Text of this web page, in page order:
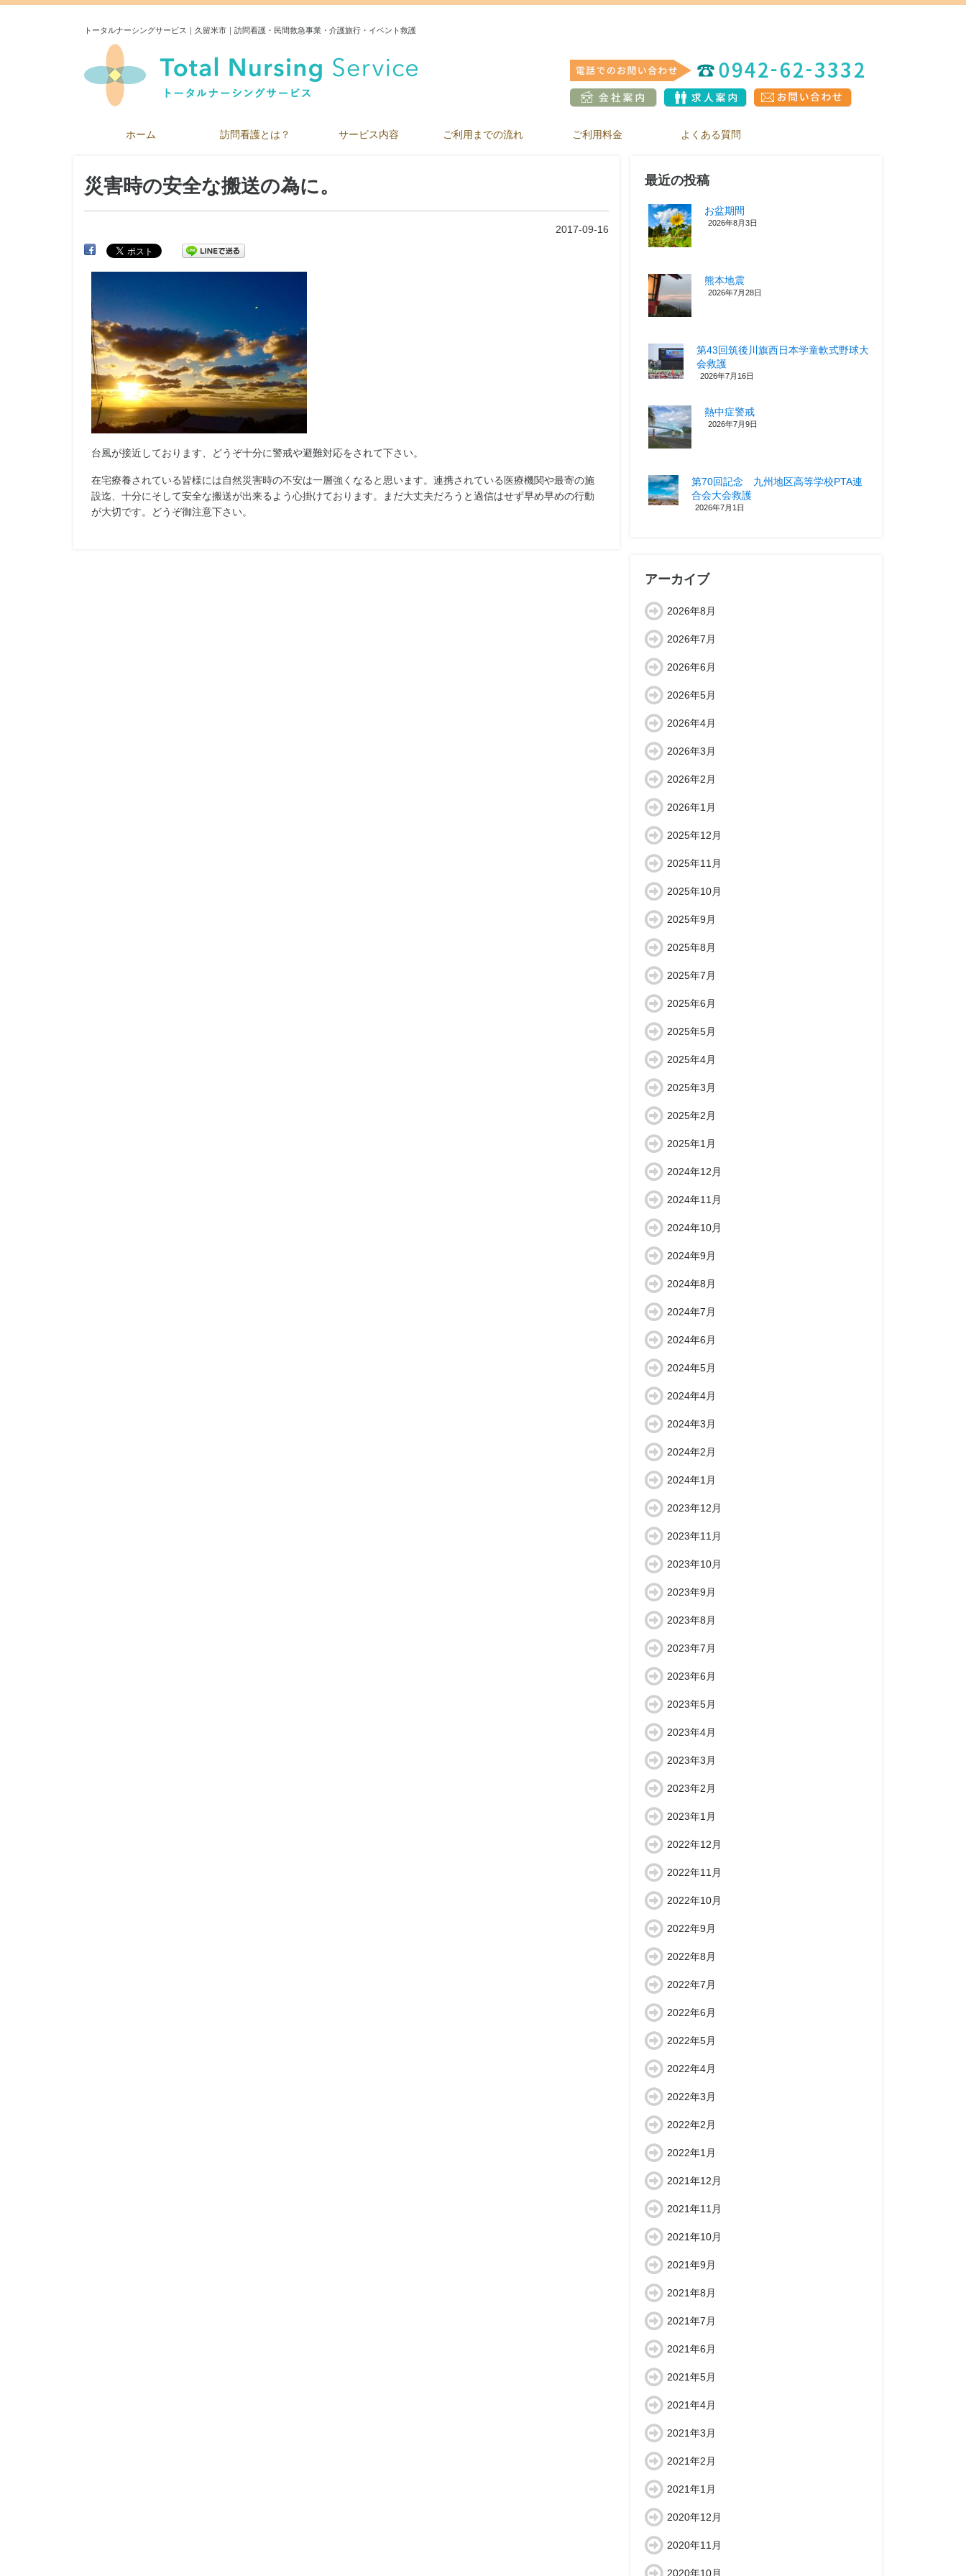
トータルナーシングサービス｜久留米市｜訪問看護・民間救急事業・介護旅行・イベント救護
ホーム 訪問看護とは？ サービス内容 ご利用までの流れ ご利用料金 よくある質問
災害時の安全な搬送の為に。
2017-09-16
台風が接近しております、どうぞ十分に警戒や避難対応をされて下さい。
在宅療養されている皆様には自然災害時の不安は一層強くなると思います。連携されている医療機関や最寄の施
設迄、十分にそして安全な搬送が出来るよう心掛けております。まだ大丈夫だろうと過信はせず早め早めの行動
が大切です。どうぞ御注意下さい。
最近の投稿
お盆期間
2026年8月3日
熊本地震
2026年7月28日
第43回筑後川旗西日本学童軟式野球大
会救護
2026年7月16日
熱中症警戒
2026年7月9日
第70回記念 九州地区高等学校PTA連
合会大会救護
2026年7月1日
アーカイブ
2026年8月
2026年7月
2026年6月
2026年5月
2026年4月
2026年3月
2026年2月
2026年1月
2025年12月
2025年11月
2025年10月
2025年9月
2025年8月
2025年7月
2025年6月
2025年5月
2025年4月
2025年3月
2025年2月
2025年1月
2024年12月
2024年11月
2024年10月
2024年9月
2024年8月
2024年7月
2024年6月
2024年5月
2024年4月
2024年3月
2024年2月
2024年1月
2023年12月
2023年11月
2023年10月
2023年9月
2023年8月
2023年7月
2023年6月
2023年5月
2023年4月
2023年3月
2023年2月
2023年1月
2022年12月
2022年11月
2022年10月
2022年9月
2022年8月
2022年7月
2022年6月
2022年5月
2022年4月
2022年3月
2022年2月
2022年1月
2021年12月
2021年11月
2021年10月
2021年9月
2021年8月
2021年7月
2021年6月
2021年5月
2021年4月
2021年3月
2021年2月
2021年1月
2020年12月
2020年11月
2020年10月